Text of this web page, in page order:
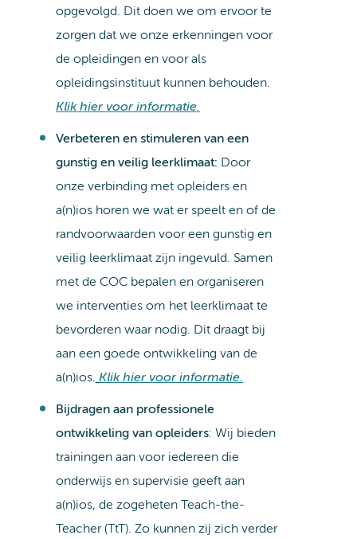
opgevolgd. Dit doen we om ervoor te
zorgen dat we onze erkenningen voor
de opleidingen en voor als
opleidingsinstituut kunnen behouden.
Klik hier voor informatie.
Verbeteren en stimuleren van een
gunstig en veilig leerklimaat: Door
onze verbinding met opleiders en
a(n)ios horen we wat er speelt en of de
randvoorwaarden voor een gunstig en
veilig leerklimaat zijn ingevuld. Samen
met de COC bepalen en organiseren
we interventies om het leerklimaat te
bevorderen waar nodig. Dit draagt bij
aan een goede ontwikkeling van de
a(n)ios. Klik hier voor informatie.
Bijdragen aan professionele
ontwikkeling van opleiders: Wij bieden
trainingen aan voor iedereen die
onderwijs en supervisie geeft aan
a(n)ios, de zogeheten Teach-the-
Teacher (TtT). Zo kunnen zij zich verder